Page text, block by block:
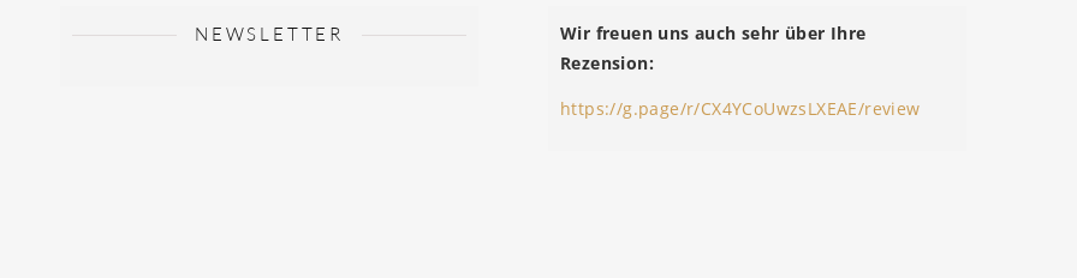
NEWSLETTER
Wir freuen uns auch sehr über Ihre
Rezension:
https://g.page/r/CX4YCoUwzsLXEAE/review